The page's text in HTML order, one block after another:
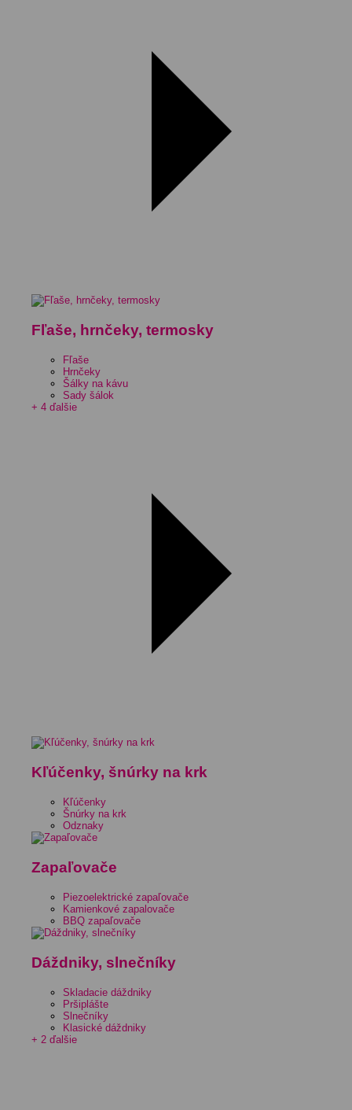
Fľaše, hrnčeky, termosky
Fľaše
Hrnčeky
Šálky na kávu
Sady šálok
+ 4 ďalšie
Kľúčenky, šnúrky na krk
Kľúčenky
Šnúrky na krk
Odznaky
Zapaľovače
Piezoelektrické zapaľovače
Kamienkové zapalovače
BBQ zapaľovače
Dáždniky, slnečníky
Skladacie dáždniky
Pršiplášte
Slnečníky
Klasické dáždniky
+ 2 ďalšie